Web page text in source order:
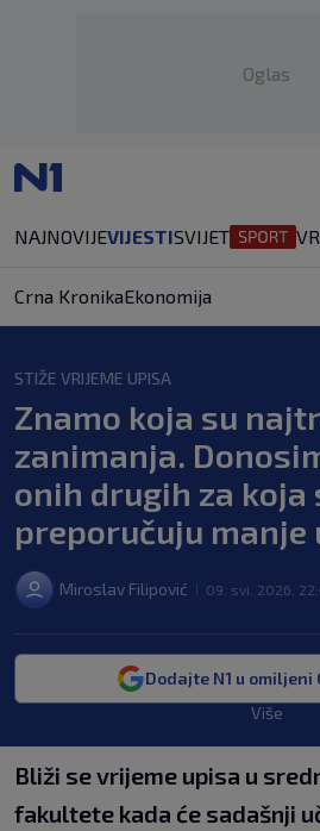
Oglas
NAJNOVIJEVIJESTISVIJET
Crna KronikaEkonomija
STIŽE VRIJEME UPISA
Znamo koja su
zanimanja.
onih drugih za koja
preporučuju manje
Miroslav Filipović 09. svi. 2026.
Dodajte N1 u omiljeni
Više
Bliži se vrijeme upisa u
fakultete kada će sadašnji